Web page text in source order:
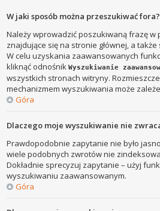
W jaki sposób można przeszukiwać fora?
Należy wprowadzić poszukiwaną frazę w
znajdujące się na stronie głównej, a
W celu uzyskania zaawansowanych
kliknąć odnośnikWyszukiwanie
wszystkich stronach witryny.
mechanizmem wyszukiwania może
Góra
Dlaczego moje wyszukiwanie nie
Prawdopodobnie zapytanie nie było
wiele podobnych zwrotów nie
Dokładnie sprecyzuj zapytanie – użyj
wyszukiwaniu zaawansowanym.
Góra